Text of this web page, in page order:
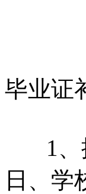
毕业证
1、提
日、学